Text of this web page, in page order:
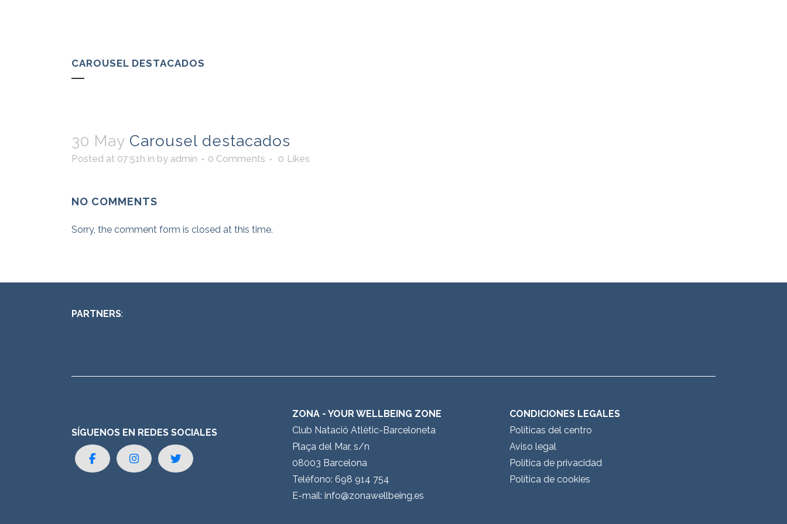
CAROUSEL DESTACADOS
30 May Carousel destacados
Posted at 07:51h in by admin 0 Comments 0 Likes
NO COMMENTS
Sorry, the comment form is closed at this time.
PARTNERS:
SÍGUENOS EN REDES SOCIALES
ZONA - YOUR WELLBEING ZONE
Club Natació Atlètic-Barceloneta
Plaça del Mar, s/n
08003 Barcelona
Teléfono: 698 914 754
E-mail: info@zonawellbeing.es
CONDICIONES LEGALES
Políticas del centro
Aviso legal
Política de privacidad
Política de cookies